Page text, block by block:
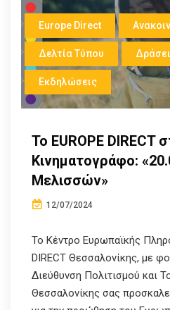
Europe Direct
Δελτία Τύπου
Εκδηλώσεις
Το ΕUROPE DIRECT
Κινηματογράφο:
Μελισσών»
12/07/2024
Το Κέντρο Ευρωπαϊκής
DIRECT Θεσσαλονίκης, με
Διεύθυνση Πολιτισμού και
Θεσσαλονίκης σας